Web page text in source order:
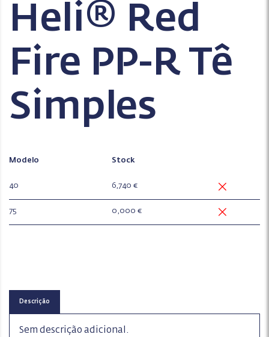
Heli® Red
Fire PP-R Tê
Simples
Modelo Stock
40 6,740 €
75 0,000 €
Descrição
Sem descrição adicional.